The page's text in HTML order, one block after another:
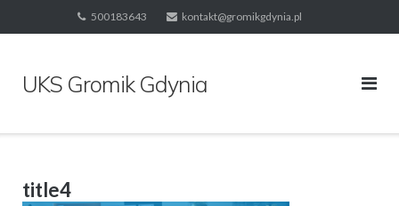
to
500183643 kontakt@gromikgdynia.pl
UKS Gromik Gdynia
title4